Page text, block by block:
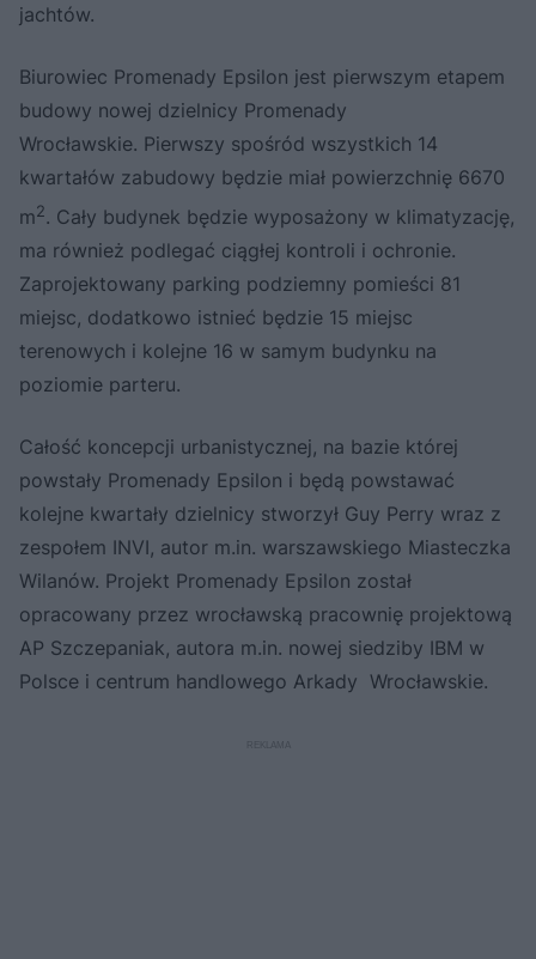
jachtów.
Biurowiec Promenady Epsilon jest pierwszym etapem
budowy nowej dzielnicy Promenady
Wrocławskie. Pierwszy spośród wszystkich 14
kwartałów zabudowy będzie miał powierzchnię 6670
m2. Cały budynek będzie wyposażony w klimatyzację,
ma również podlegać ciągłej kontroli i ochronie.
Zaprojektowany parking podziemny pomieści 81
miejsc, dodatkowo istnieć będzie 15 miejsc
terenowych i kolejne 16 w samym budynku na
poziomie parteru.
Całość koncepcji urbanistycznej, na bazie której
powstały Promenady Epsilon i będą powstawać
kolejne kwartały dzielnicy stworzył Guy Perry wraz z
zespołem INVI, autor m.in. warszawskiego Miasteczka
Wilanów. Projekt Promenady Epsilon został
opracowany przez wrocławską pracownię projektową
AP Szczepaniak, autora m.in. nowej siedziby IBM w
Polsce i centrum handlowego Arkady Wrocławskie.